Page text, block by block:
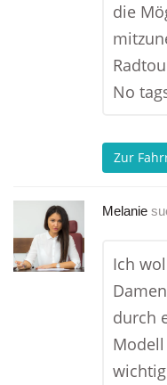
die
No
Zur
Melanie
Ich
durch